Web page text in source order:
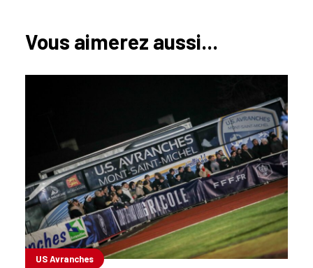
Vous aimerez aussi...
US Avranches